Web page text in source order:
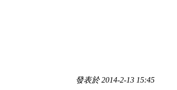
發表於 2014-2-13 15:45